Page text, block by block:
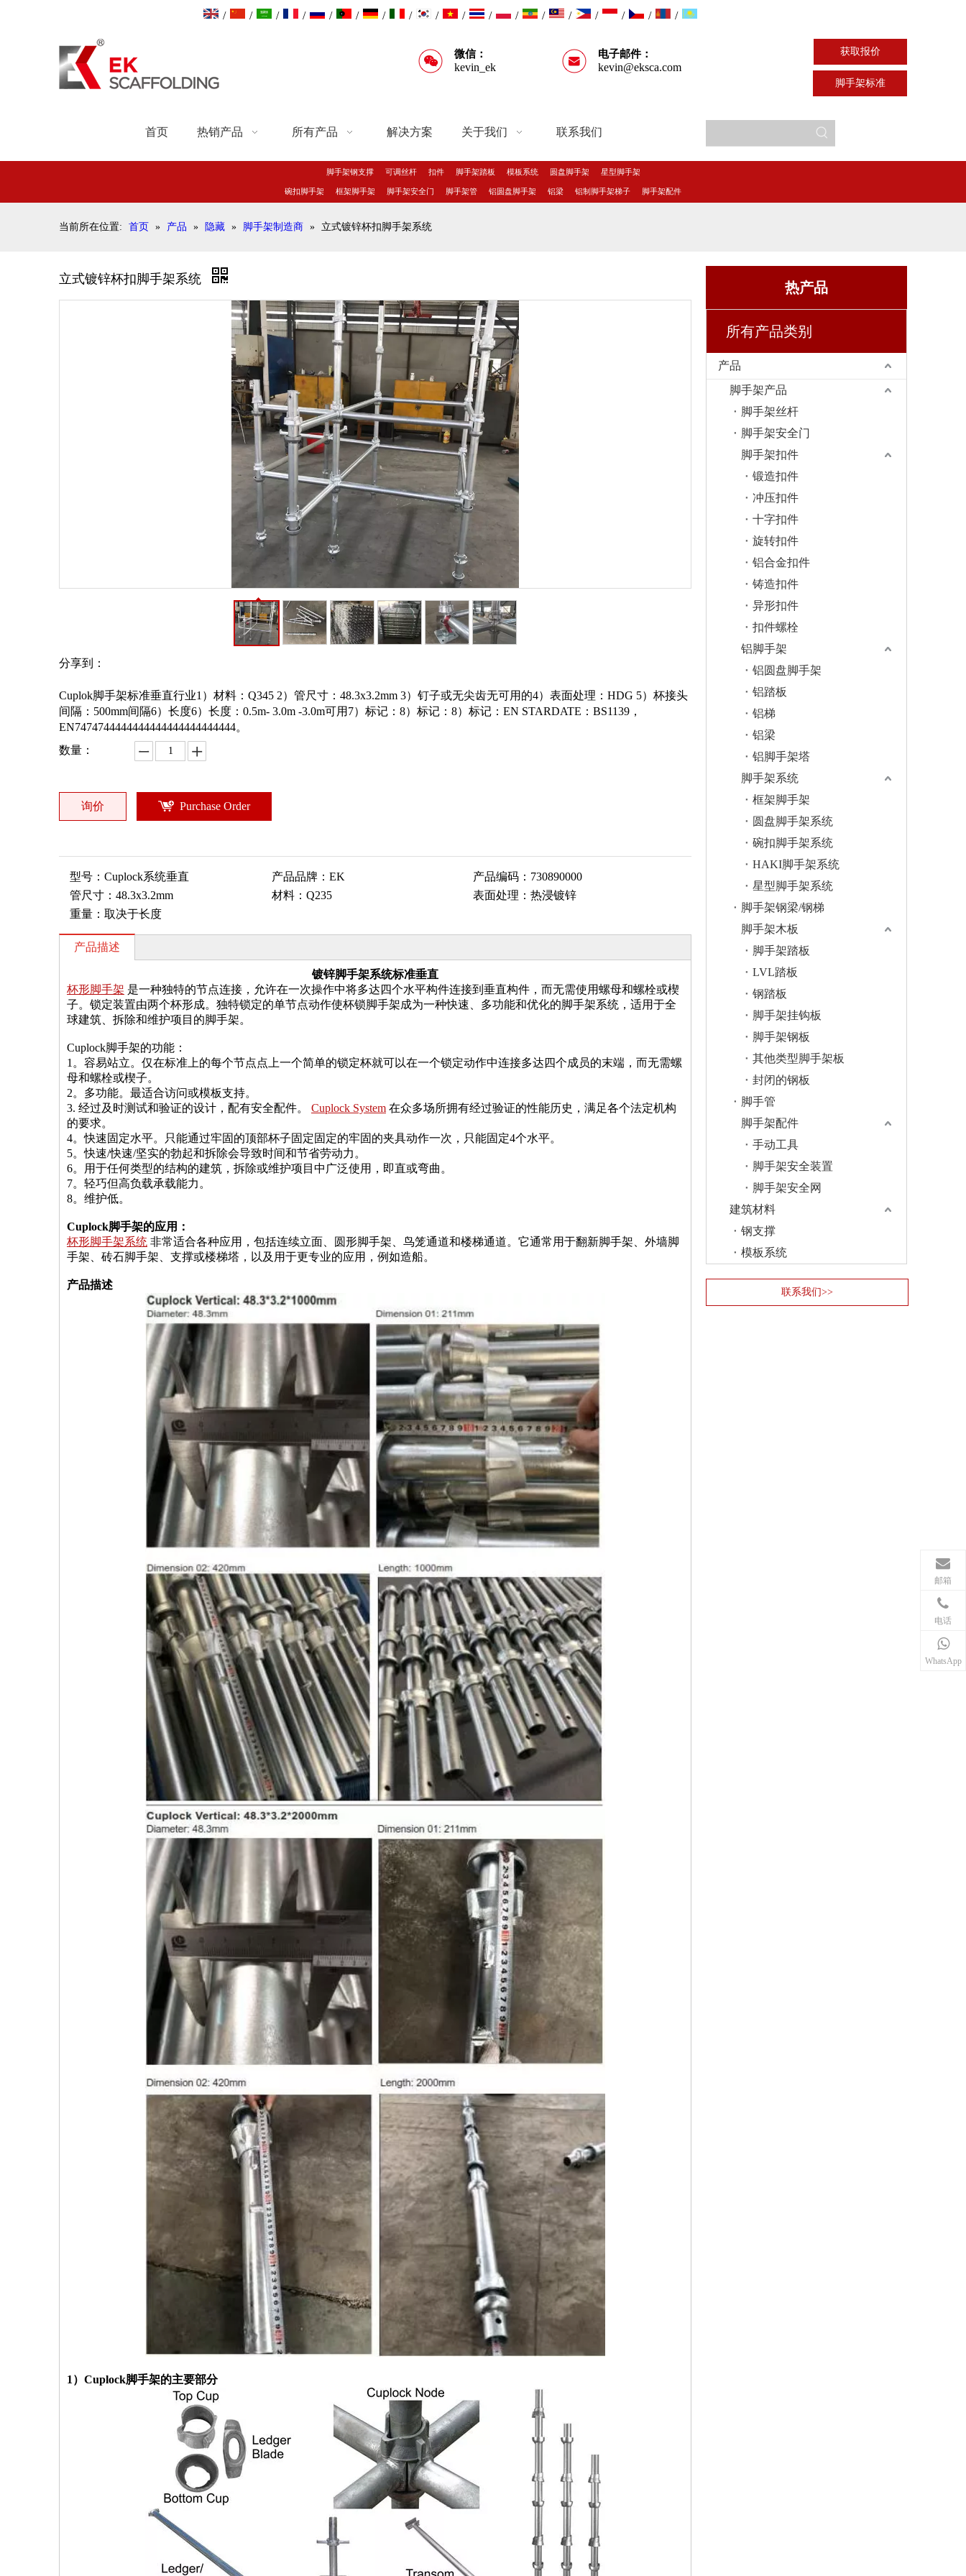
/ / / / / / / / / / / / / / / / / /
邮箱
电话
WhatsApp
微信：
kevin_ek
电子邮件：
kevin@eksca.com
获取报价
脚手架标准
首页 热销产品 所有产品 解决方案 关于我们 联系我们
脚手架钢支撑 可调丝杆 扣件 脚手架踏板 模板系统 圆盘脚手架 星型脚手架
碗扣脚手架 框架脚手架 脚手架安全门 脚手架管 铝圆盘脚手架 铝梁 铝制脚手架梯子 脚手架配件
当前所在位置: 首页 » 产品 » 隐藏 » 脚手架制造商 » 立式镀锌杯扣脚手架系统
立式镀锌杯扣脚手架系统
分享到：
Cuplok脚手架标准垂直行业1）材料：Q345 2）管尺寸：48.3x3.2mm 3）钉子或无尖齿无可用的4）表面处理：HDG 5）杯接头
间隔：500mm间隔6）长度6）长度：0.5m- 3.0m -3.0m可用7）标记：8）标记：8）标记：EN STARDATE：BS1139，
EN7474744444444444444444444444。
数量：
询价 Purchase Order
型号： Cuplock系统垂直 产品品牌： EK 产品编码： 730890000
管尺寸： 48.3x3.2mm 材料： Q235 表面处理： 热浸镀锌
重量： 取决于长度
产品描述
镀锌脚手架系统标准垂直
杯形脚手架 是一种独特的节点连接，允许在一次操作中将多达四个水平构件连接到垂直构件，而无需使用螺母和螺栓或楔
子。锁定装置由两个杯形成。独特锁定的单节点动作使杯锁脚手架成为一种快速、多功能和优化的脚手架系统，适用于全
球建筑、拆除和维护项目的脚手架。
Cuplock脚手架的功能：
1。容易站立。仅在标准上的每个节点点上一个简单的锁定杯就可以在一个锁定动作中连接多达四个成员的末端，而无需螺
母和螺栓或楔子。
2。多功能。最适合访问或模板支持。
3. 经过及时测试和验证的设计，配有安全配件。 Cuplock System 在众多场所拥有经过验证的性能历史，满足各个法定机构
的要求。
4。快速固定水平。只能通过牢固的顶部杯子固定固定的牢固的夹具动作一次，只能固定4个水平。
5。快速/快速/坚实的勃起和拆除会导致时间和节省劳动力。
6。用于任何类型的结构的建筑，拆除或维护项目中广泛使用，即直或弯曲。
7。轻巧但高负载承载能力。
8。维护低。
Cuplock脚手架的应用：
杯形脚手架系统 非常适合各种应用，包括连续立面、圆形脚手架、鸟笼通道和楼梯通道。它通常用于翻新脚手架、外墙脚
手架、砖石脚手架、支撑或楼梯塔，以及用于更专业的应用，例如造船。
产品描述
1）Cuplock脚手架的主要部分
热产品
所有产品类别
产品
脚手架产品
脚手架丝杆
脚手架安全门
脚手架扣件
锻造扣件
冲压扣件
十字扣件
旋转扣件
铝合金扣件
铸造扣件
异形扣件
扣件螺栓
铝脚手架
铝圆盘脚手架
铝踏板
铝梯
铝梁
铝脚手架塔
脚手架系统
框架脚手架
圆盘脚手架系统
碗扣脚手架系统
HAKI脚手架系统
星型脚手架系统
脚手架钢梁/钢梯
脚手架木板
脚手架踏板
LVL踏板
钢踏板
脚手架挂钩板
脚手架钢板
其他类型脚手架板
封闭的钢板
脚手管
脚手架配件
手动工具
脚手架安全装置
脚手架安全网
建筑材料
钢支撑
模板系统
联系我们>>